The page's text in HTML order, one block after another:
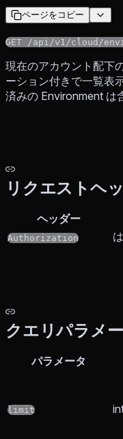
ページをコピー
GET /api/v1/cloud/
現在のアカウント配下
ーション付きで一覧表
済みの Environment は
リクエストヘ
ヘッダー
Authorization
クエリパラメ
パラメータ
limit